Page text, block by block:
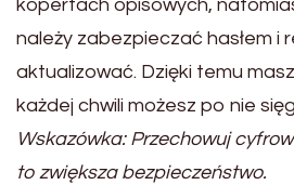
kopertach opisowych,
należy zabezpieczać hasłem i
aktualizować. Dzięki temu
każdej chwili możesz po nie
Wskazówka: Przechowuj
to zwiększa bezpieczeństwo.